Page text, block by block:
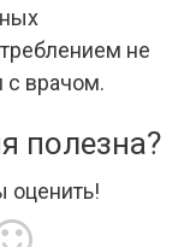
не
с врачом.
полезна?
оценить!